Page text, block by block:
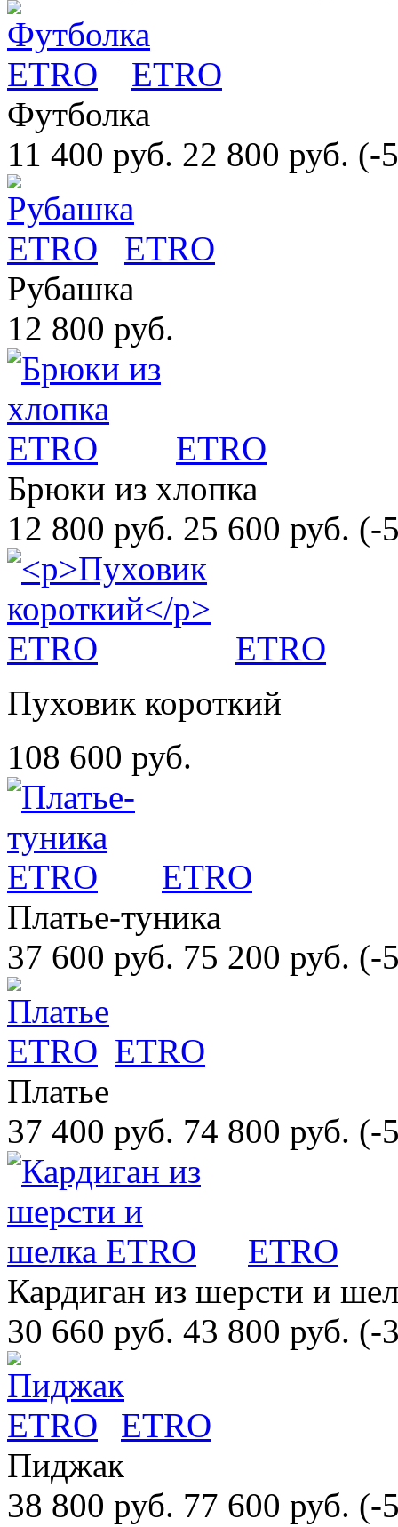
ETRO
Футболка
11 400 руб. 22 800 руб. (-
ETRO
Рубашка
12 800 руб.
ETRO
Брюки из хлопка
12 800 руб. 25 600 руб. (-
ETRO
Пуховик короткий
108 600 руб.
ETRO
Платье-туника
37 600 руб. 75 200 руб. (-
ETRO
Платье
37 400 руб. 74 800 руб. (-
ETRO
Кардиган из шерсти и
30 660 руб. 43 800 руб. (-
ETRO
Пиджак
38 800 руб. 77 600 руб. (-